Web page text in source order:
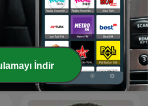
تلاوات نادرة İndir